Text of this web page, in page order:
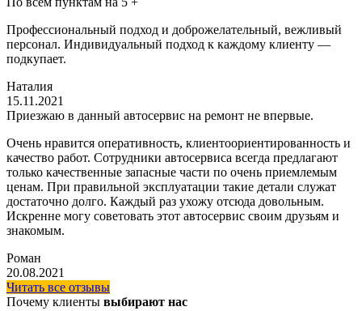
Профессиональный подход и доброжелательный, вежливый
персонал. Индивидуальный подход к каждому клиенту —
подкупает.
Наталия
15.11.2021
Приезжаю в данный автосервис на ремонт не впервые.
Очень нравится оперативность, клиентоориентированность и
качество работ. Сотрудники автосервиса всегда предлагают
только качественные запасные части по очень приемлемым
ценам. При правильной эксплуатации такие детали служат
достаточно долго. Каждый раз ухожу отсюда довольным.
Искренне могу советовать этот автосервис своим друзьям и
знакомым.
Роман
20.08.2021
Читать все отзывы
Почему клиенты выбирают нас